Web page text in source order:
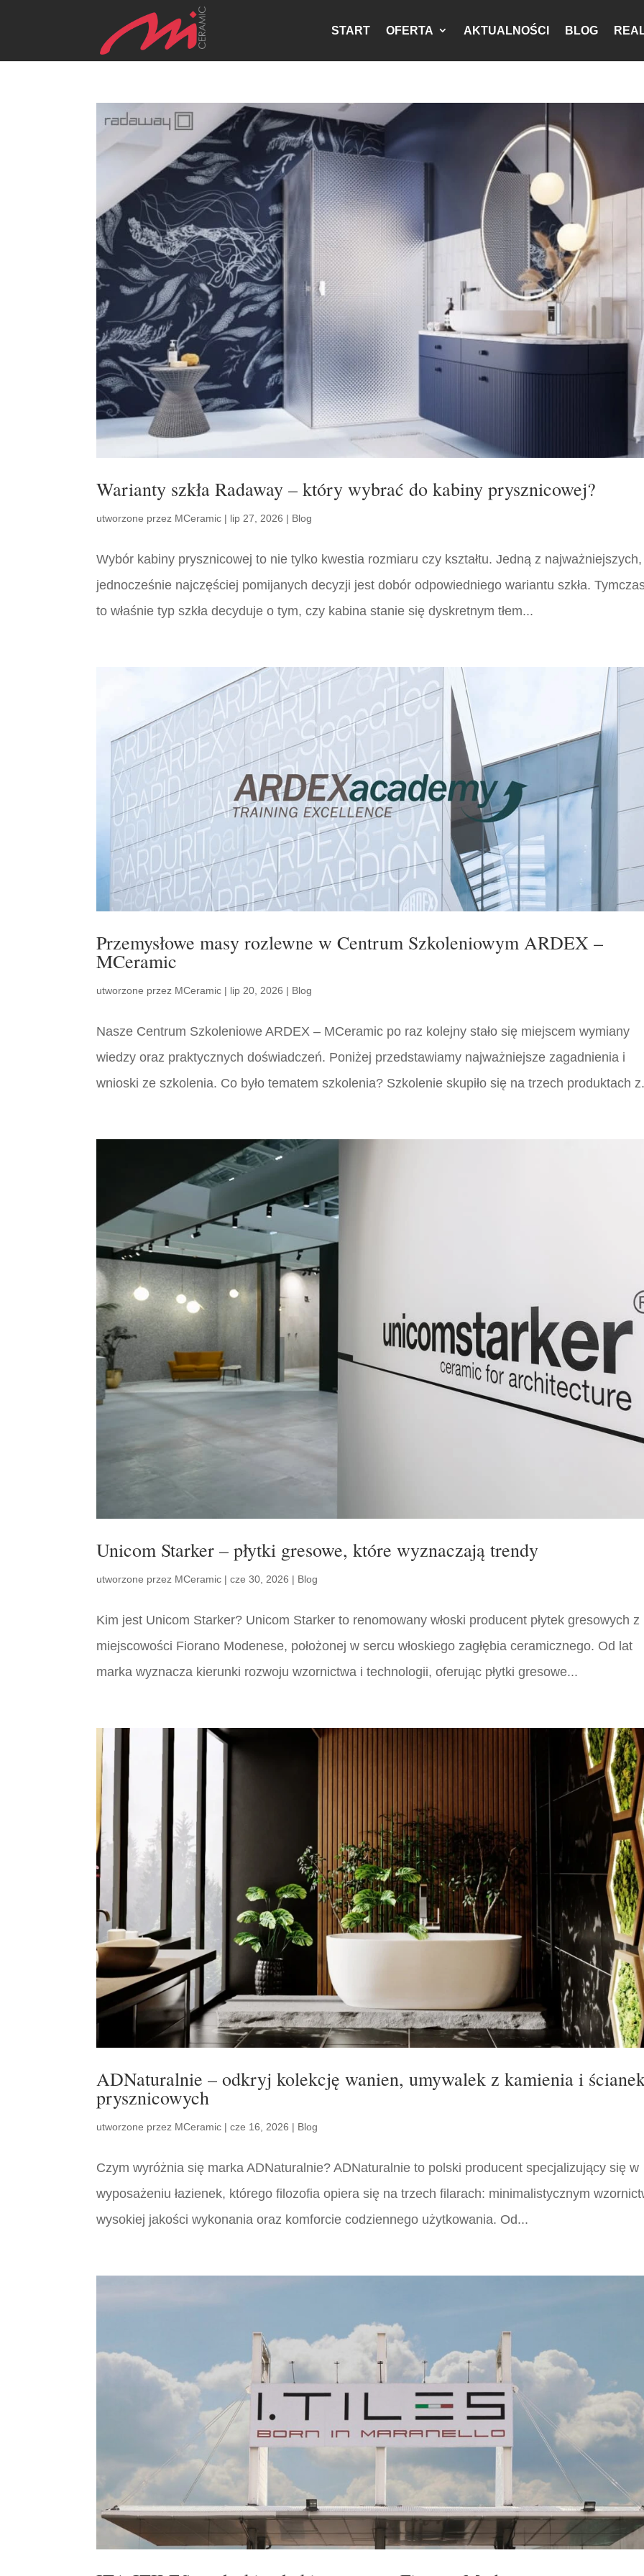
START OFERTA AKTUALNOŚCI BLOG
Warianty szkła Radaway – który wybrać do kabiny prysznicowej?
utworzone przez MCeramic | lip 27, 2026 | Blog
Wybór kabiny prysznicowej to nie tylko kwestia rozmiaru czy kształtu. Jedną z
jednocześnie najczęściej pomijanych decyzji jest dobór odpowiedniego wariantu szkła.
to właśnie typ szkła decyduje o tym, czy kabina stanie się dyskretnym tłem...
Przemysłowe masy rozlewne w Centrum Szkoleniowym ARDEX –
MCeramic
utworzone przez MCeramic | lip 20, 2026 | Blog
Nasze Centrum Szkoleniowe ARDEX – MCeramic po raz kolejny stało się miejscem wymiany
wiedzy oraz praktycznych doświadczeń. Poniżej przedstawiamy najważniejsze zagadnienia i
wnioski ze szkolenia. Co było tematem szkolenia? Szkolenie skupiło się na trzech produktach
Unicom Starker – płytki gresowe, które wyznaczają trendy
utworzone przez MCeramic |cze 30, 2026 | Blog
Kim jest Unicom Starker? Unicom Starker to renomowany włoski producent płytek gresowych z
miejscowości Fiorano Modenese, położonej w sercu włoskiego zagłębia ceramicznego. Od lat
marka wyznacza kierunki rozwoju wzornictwa i technologii, oferując płytki gresowe...
ADNaturalnie – odkryj kolekcję wanien, umywalek z kamienia i
prysznicowych
utworzone przez MCeramic |cze 16, 2026 | Blog
Czym wyróżnia się marka ADNaturalnie? ADNaturalnie to polski producent specjalizujący się w
wyposażeniu łazienek, którego filozofia opiera się na trzech filarach: minimalistycznym
wysokiej jakości wykonania oraz komforcie codziennego użytkowania. Od...